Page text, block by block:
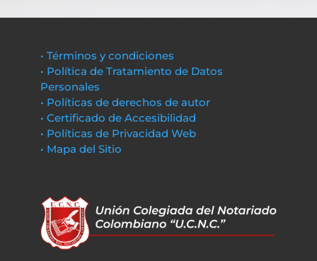
• Términos y condiciones
• Política de Tratamiento de Datos
Personales
• Políticas de derechos de autor
• Certificado de Accesibilidad
• Políticas de Privacidad Web
• Mapa del Sitio